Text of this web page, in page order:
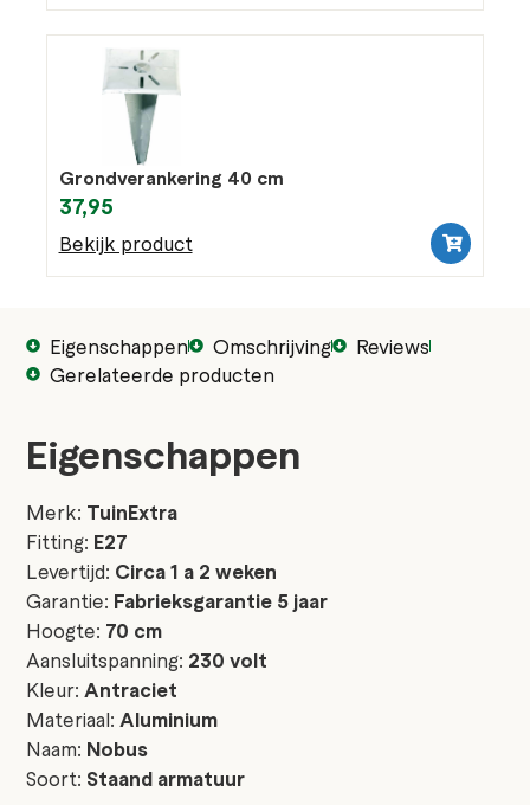
Grondverankering 40 cm
37,95
Bekijk product
Eigenschappen Omschrijving
Reviews
Gerelateerde producten
Eigenschappen
Merk: TuinExtra
Fitting: E27
Levertijd: Circa 1 a 2 weken
Garantie: Fabrieksgarantie 5 jaar
Hoogte: 70 cm
Aansluitspanning: 230 volt
Kleur: Antraciet
Materiaal: Aluminium
Naam: Nobus
Soort: Staand armatuur